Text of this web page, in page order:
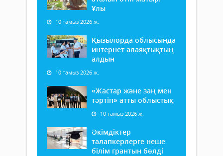
Ұлы
10 тамыз 2026 ж.
Қызылорда облысында
интернет алаяқтықтың
алдын
10 тамыз 2026 ж.
«Жастар және заң мен
тәртіп» атты облыстық
10 тамыз 2026 ж.
Әкімдіктер
талапкерлерге неше
білім грантын бөлді